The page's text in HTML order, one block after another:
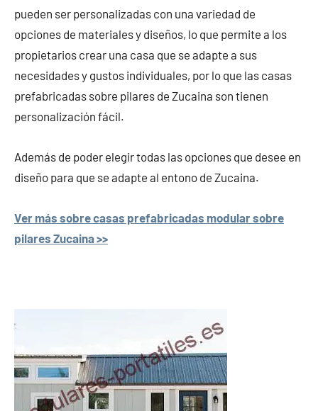
pueden ser personalizadas con una variedad de
opciones de materiales y diseños, lo que permite a los
propietarios crear una casa que se adapte a sus
necesidades y gustos individuales, por lo que las casas
prefabricadas sobre pilares de Zucaina son tienen
personalización fácil.
Además de poder elegir todas las opciones que desee en
diseño para que se adapte al entono de Zucaina.
Ver más sobre casas prefabricadas modular sobre
pilares Zucaina >>